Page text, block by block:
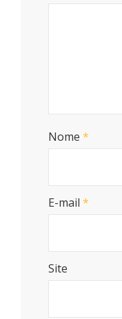
Nome *
E-mail *
Site